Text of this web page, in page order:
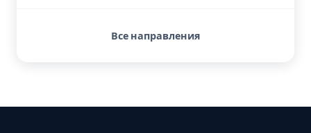
Все направления